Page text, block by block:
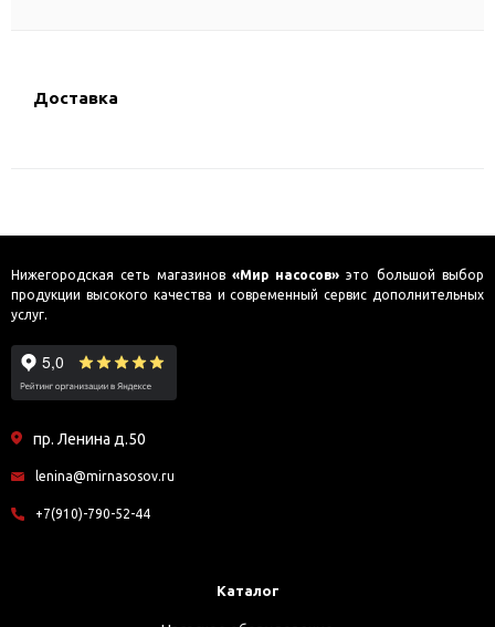
Доставка
Нижегородская сеть магазинов «Мир насосов» это большой выбор
продукции высокого качества и современный сервис дополнительных
услуг.
пр. Ленина д.50
lenina@mirnasosov.ru
+7(910)-790-52-44
Каталог